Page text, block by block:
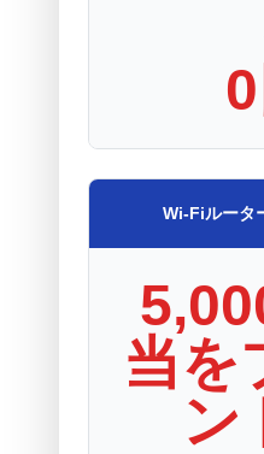
Wi-Fiルータ
当を
ン